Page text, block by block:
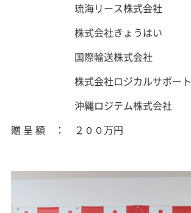
琉海リース株式会社
株式会社きょうはい
国際輸送株式会社
株式会社ロジカルサポート
沖縄ロジテム株式会社
贈 呈 額 ： ２００万円